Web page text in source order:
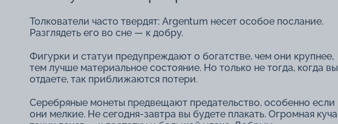
Толкователи часто твердят: Argentum несет особое послание.
Разглядеть его во сне ― к добру.
Фигурки и статуи предупреждают о богатстве, чем они крупнее,
тем лучше материальное состояние. Но только не тогда, когда вы
отдаете, так приближаются потери.
Серебряные монеты предвещают предательство, особенно если
они мелкие. Не сегодня-завтра вы будете плакать. Огромная куча